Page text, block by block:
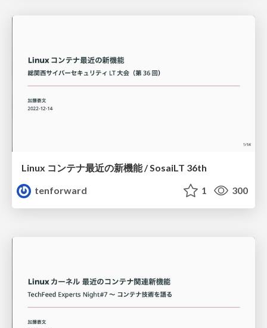
Linux コンテナ最近の新機能 / SosaiLT 36th
tenforward
1 300